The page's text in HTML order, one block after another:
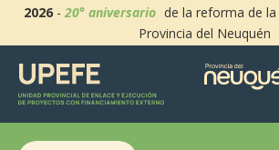
2026-20° aniversario de la reforma de
Provincia del Neuquén